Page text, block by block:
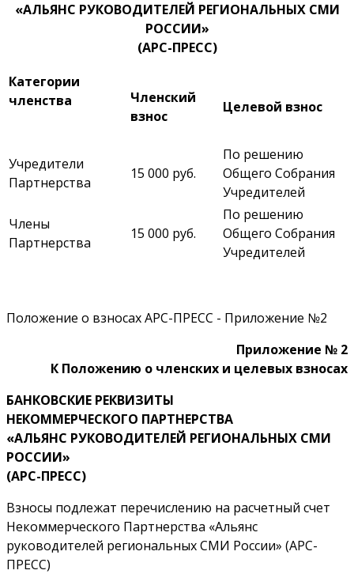
«АЛЬЯНС РУКОВОДИТЕЛЕЙ РЕГИОНАЛЬНЫХ СМИ
РОССИИ»
(АРС-ПРЕСС)
Категории
членства
Членский
взнос
Целевой взнос
Учредители
Партнерства
15 000 руб.
По решению
Общего Собрания
Учредителей
Члены
Партнерства
15 000 руб.
По решению
Общего Собрания
Учредителей
Положение о взносах АРС-ПРЕСС - Приложение №2
Приложение № 2
К Положению о членских и целевых взносах
БАНКОВСКИЕ РЕКВИЗИТЫ
НЕКОММЕРЧЕСКОГО ПАРТНЕРСТВА
«АЛЬЯНС РУКОВОДИТЕЛЕЙ РЕГИОНАЛЬНЫХ СМИ
РОССИИ»
(АРС-ПРЕСС)
Взносы подлежат перечислению на расчетный счет
Некоммерческого Партнерства «Альянс
руководителей региональных СМИ России» (АРС-
ПРЕСС)